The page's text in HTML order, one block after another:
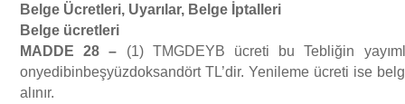
Belge Ücretleri, Uyarı lar, Belge ptalleri
Belge ücretleri
MADDE 28– (1) TMGDEYB ücreti bu Tebliğin
onyedibinbeşyüzdoksandört TL’dir. Yenileme ücreti ise
alınır.